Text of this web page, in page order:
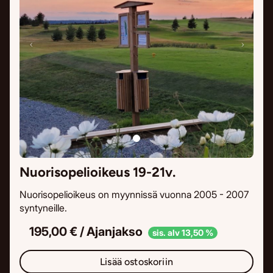
Nuorisopelioikeus 19-21v.
Nuorisopelioikeus on myynnissä vuonna 2005 - 2007
syntyneille.
195,00 € / Ajanjakso sis. alv 13,50 %
Lisää ostoskoriin